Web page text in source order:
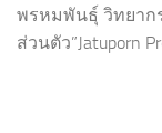
พรหมพันธุ์ วิทยาก
ส่วนตัว”Jatuporn